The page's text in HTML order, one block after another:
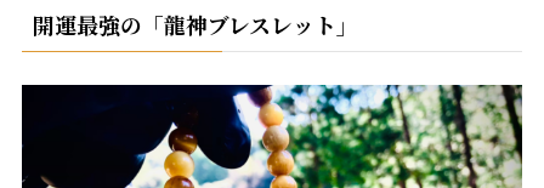
開運最強の「龍神ブレスレット」